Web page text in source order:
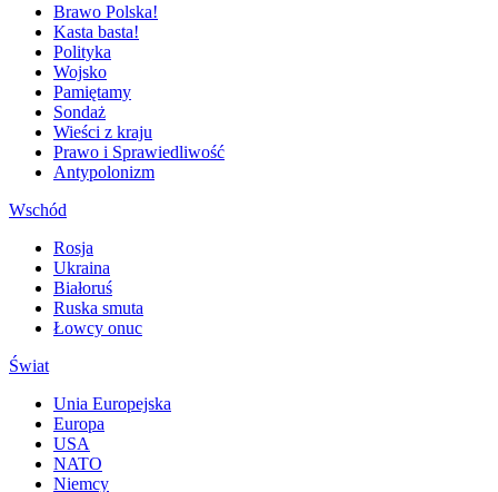
Brawo Polska!
Kasta basta!
Polityka
Wojsko
Pamiętamy
Sondaż
Wieści z kraju
Prawo i Sprawiedliwość
Antypolonizm
Wschód
Rosja
Ukraina
Białoruś
Ruska smuta
Łowcy onuc
Świat
Unia Europejska
Europa
USA
NATO
Niemcy